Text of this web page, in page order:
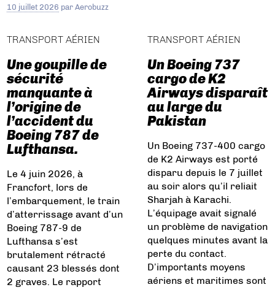
10 juillet 2026 parAerobuzz
TRANSPORT AÉRIEN
Une goupille de
sécurité
manquante à
l’origine de
l’accident du
Boeing 787 de
Lufthansa.
Le 4 juin 2026, à
Francfort, lors de
l’embarquement, le train
d’atterrissage avant d’un
Boeing 787-9 de
Lufthansa s’est
brutalement rétracté
causant 23 blessés dont
2 graves. Le rapport
TRANSPORT AÉRIEN
Un Boeing 737
cargo de K2
Airways disparaît
au large du
Pakistan
Un Boeing 737-400 cargo
de K2 Airways est porté
disparu depuis le 7 juillet
au soir alors qu’il reliait
Sharjah à Karachi.
L’équipage avait signalé
un problème de navigation
quelques minutes avant la
perte du contact.
D’importants moyens
aériens et maritimes sont